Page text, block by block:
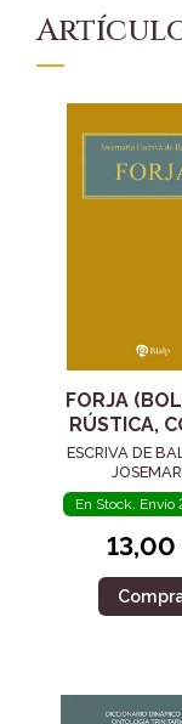
FORJA
RÚSTICA,
ESCRIVA DE
En Stock. Envío